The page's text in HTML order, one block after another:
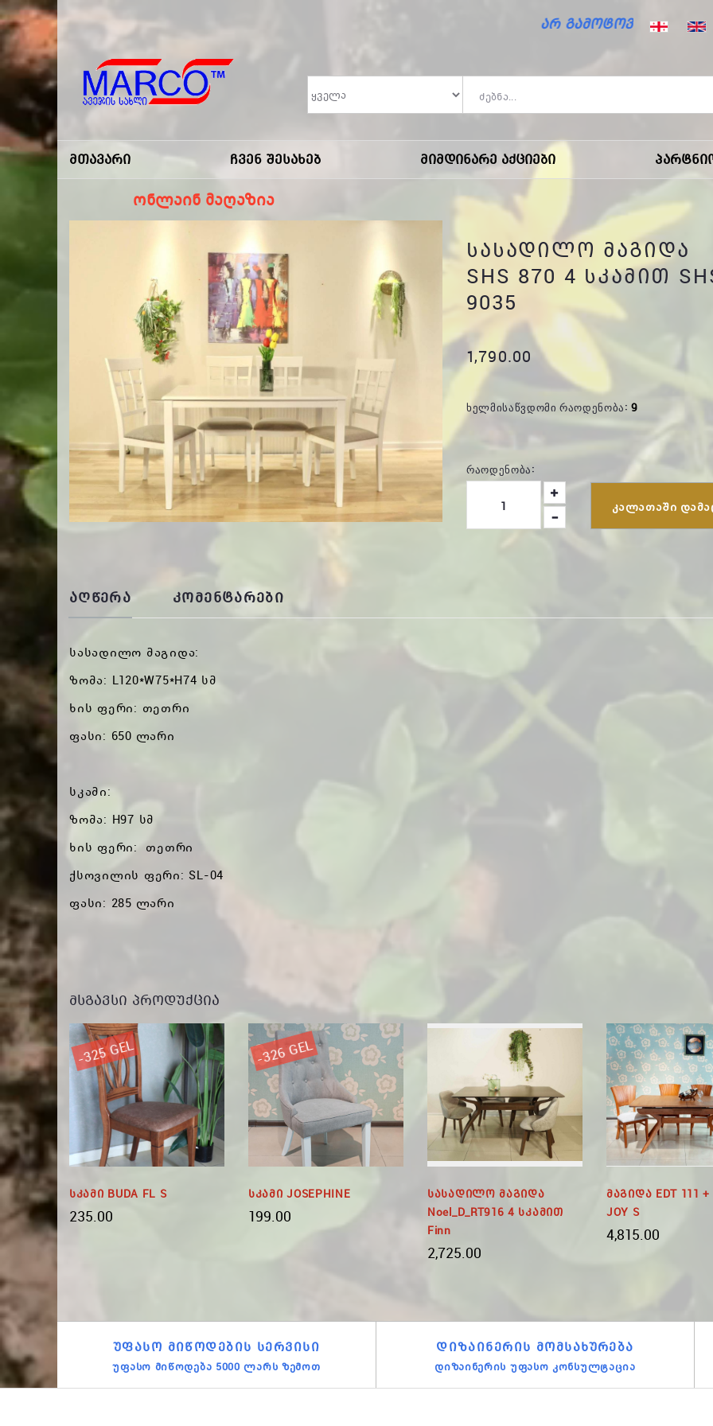
არ გამოტოვო საზაფხულო
Სახლი
Მთავარი Ჩვენ Შესახებ Მიმდინარე Აქციები
ონლაინ მაღაზია
ᲡᲐᲡᲐᲓᲘᲚᲝ ᲛᲐᲒᲘᲓᲐ
SHS 870 4 ᲡᲙᲐᲛᲘᲗ
9035
1,790.00
ᲮᲔᲚᲛᲘᲡᲐᲬᲕᲓᲝᲛᲘ ᲠᲐᲝᲓᲔᲜᲝᲑᲐ: 9
ᲠᲐᲝᲓᲔᲜᲝᲑᲐ:
ᲙᲐᲚᲐᲗᲐᲨᲘ
ᲐᲦᲬᲔᲠᲐ ᲙᲝᲛᲔᲜᲢᲐᲠᲔᲑᲘ
სასადილო მაგიდა:
ზომა: L120*W75*H74 სმ
ხის ფერი: თეთრი
ფასი: 650 ლარი
სკამი:
ზომა: H97 სმ
ხის ფერი: თეთრი
ქსოვილის ფერი: SL-04
ფასი: 285 ლარი
ᲛᲡᲒᲐᲕᲡᲘ ᲞᲠᲝᲓᲣᲥᲪᲘᲐ
SHS
-325 GEL
Სკამი BUDA FL S
235.00
-326 GEL
Სკამი JOSEPHINE
199.00
Სასადილო Მაგიდა
Noel_D_RT916 4 Სკამით
Finn
2,725.00
Მაგიდა EDT 111
JOY S
4,815.00
ᲣᲤᲐᲡᲝ ᲛᲘᲬᲝᲓᲔᲑᲘᲡ ᲡᲔᲠᲕᲘᲡᲘ
უფასო მიწოდება 5000 ლარს ზემოთ
ᲓᲘᲖᲐᲘᲜᲔᲠᲘᲡ ᲛᲝᲛᲡᲐᲮᲣᲠᲔᲑᲐ
დიზაინერის უფასო კონსულტაცია